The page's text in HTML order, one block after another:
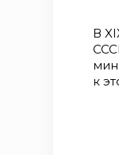
В
к